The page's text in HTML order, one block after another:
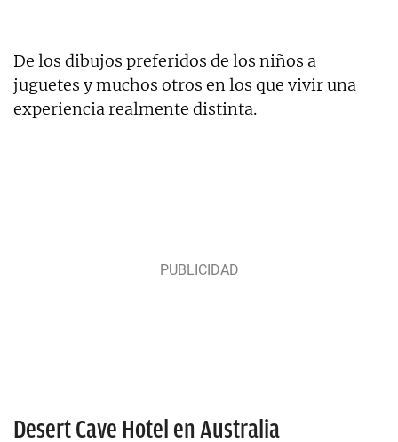
De los dibujos preferidos de los niños a
juguetes y muchos otros en los que vivir una
experiencia realmente distinta.
Desert Cave Hotel en Australia